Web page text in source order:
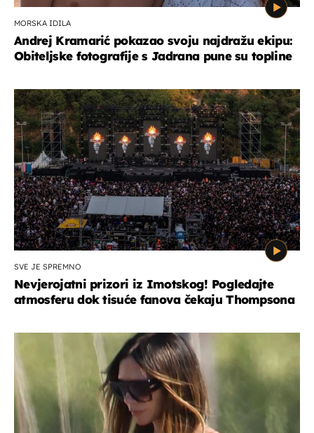
MORSKA IDILA
Andrej Kramarić pokazao svoju najdražu ekipu:
Obiteljske fotografije s Jadrana pune su topline
SVE JE SPREMNO
Nevjerojatni prizori iz Imotskog! Pogledajte
atmosferu dok tisuće fanova čekaju Thompsona